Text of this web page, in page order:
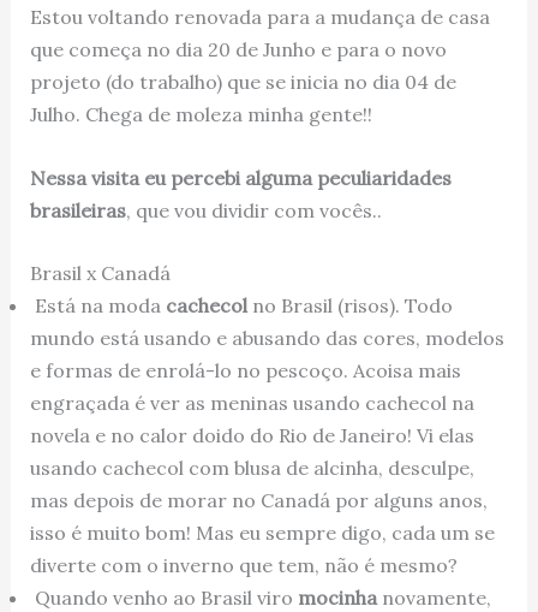
Estou voltando renovada para a mudança de casa
que começa no dia 20 de Junho e para o novo
projeto (do trabalho) que se inicia no dia 04 de
Julho. Chega de moleza minha gente!!
Nessa visita eu percebi alguma peculiaridades
brasileiras, que vou dividir com vocês..
Brasil x Canadá
Está na moda cachecolno Brasil (risos). Todo
mundo está usando e abusando das cores, modelos
e formas de enrolá-lo no pescoço. Acoisa mais
engraçada é ver as meninas usando cachecol na
novela e no calor doido do Rio de Janeiro! Vi elas
usando cachecol com blusa de alcinha, desculpe,
mas depois de morar no Canadá por alguns anos,
isso é muito bom! Mas eu sempre digo, cada um se
diverte com o inverno que tem, não é mesmo?
Quando venho ao Brasil viro mocinhanovamente,